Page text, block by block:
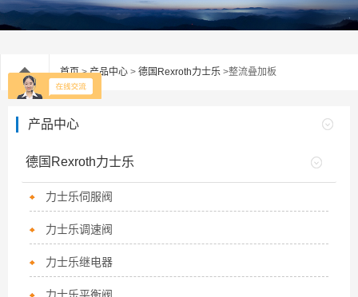
首页>产品中心 > 德国Rexroth力士乐 >整流叠加板
产品中心
德国Rexroth力士乐
力士乐伺服阀
力士乐调速阀
力士乐继电器